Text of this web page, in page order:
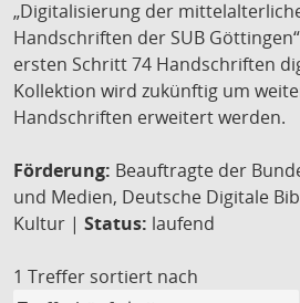
„Digitalisierung der
Handschriften der SUB
ersten Schritt 74 Handschriften
Kollektion wird zukünftig um
Handschriften erweitert werden.
Förderung: Beauftragte der
und Medien, Deutsche Digitale
Kultur | Status: laufend
1 Treffer sortiert nach